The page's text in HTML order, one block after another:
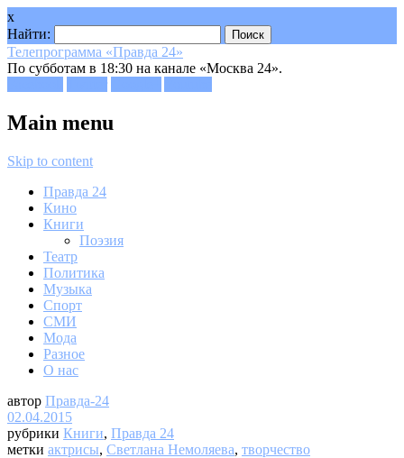
x
Найти:
Телепрограмма «Правда 24»
По субботам в 18:30 на канале «Москва 24».
Main menu
Skip to content
Правда 24
Кино
Книги
Поэзия
Театр
Политика
Музыка
Спорт
СМИ
Мода
Разное
О нас
автор Правда-24
02.04.2015
рубрики Книги, Правда 24
метки актрисы, Светлана Немоляева, творчество